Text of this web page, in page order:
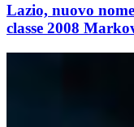
Lazio, nuovo
classe 2008